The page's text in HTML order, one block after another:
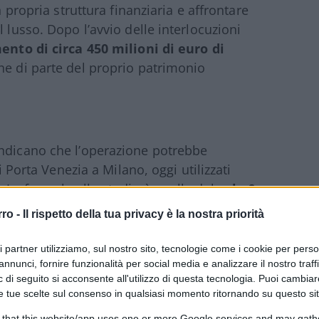
- Il rispetto della tua privacy è la nostra priorità
partner utilizziamo, sul nostro sito, tecnologie come i cookie per
fornire funzionalità per social media e analizzare il nostro
di seguito si acconsente all'utilizzo di questa tecnologia. Puoi
tue scelte sul consenso in qualsiasi momento ritornando su questo
struttura finanziaria e affrontare
Dopo l’avvio delle interlocuzioni
di circa 450 milioni di euro di
di parte del proprio patrimonio
che l’operazione potrebbe
Venezia a Milano, oggi utilizzati
La formula allo studio è quella delsale &
in liquidità immediata
contratti di locazione di lungo
viene convertito in risorse
delle attività aziendali.
degli asset coinvolti né il valore